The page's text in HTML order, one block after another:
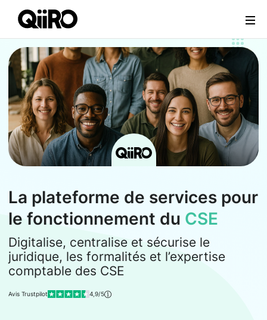
Webflow Homepage
La plateforme de services pour
le fonctionnement du CSE
Digitalise, centralise et sécurise le
juridique, les formalités et l’expertise
comptable des CSE
Avis Trustpilot 4,9/5